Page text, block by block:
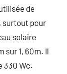
de
surtout pour
solaire
sur 1, 60m. Il
330 Wc.